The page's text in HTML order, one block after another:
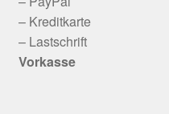
– Kreditkarte
– Lastschrift
Vorkasse